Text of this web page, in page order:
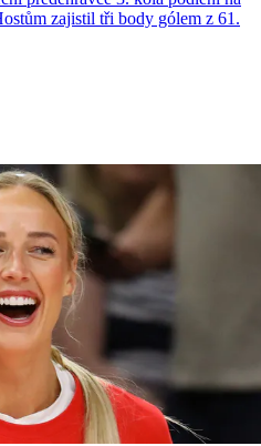
zajistil tři body gólem z 61.